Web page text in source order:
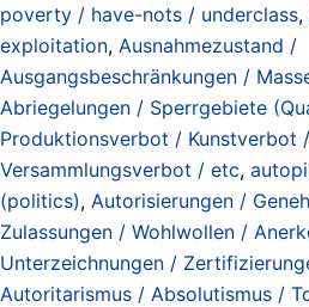
poverty / have-nots / underclass,
exploitation, Ausnahmezustand /
Ausgangsbeschränkungen /
Abriegelungen / Sperrgebiete
Produktionsverbot /
Versammlungsverbot / etc,
(politics), Autorisierungen /
Zulassungen / Wohlwollen /
Unterzeichnungen /
Autoritarismus / Absolutismus /